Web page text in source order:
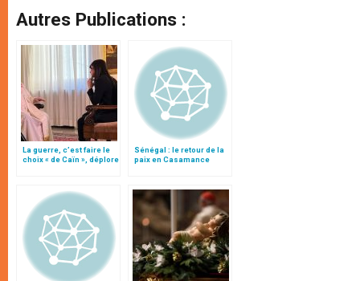
Autres Publications :
La guerre, c’est faire le
choix « de Caïn », déplore
Sénégal : le retour de la
paix en Casamance